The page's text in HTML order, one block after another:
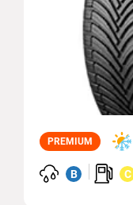
PREMIUM
B C